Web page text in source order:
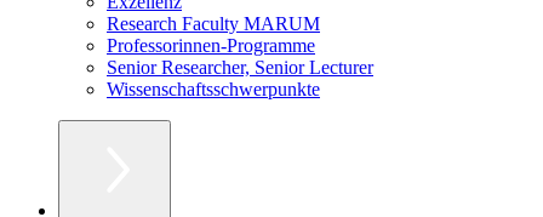
Research Faculty MARUM
Professorinnen-Programme
Senior Researcher, Senior Lecturer
Wissenschaftsschwerpunkte